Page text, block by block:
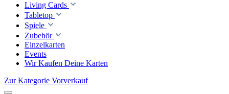
Living Cards
Tabletop
Spiele
Zubehör
Einzelkarten
Events
Wir Kaufen Deine Karten
Zur Kategorie Vorverkauf